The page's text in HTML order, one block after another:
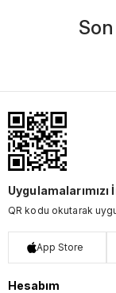
Uygulamalarımızı
QR kodu okutarak
App Store
Hesabım